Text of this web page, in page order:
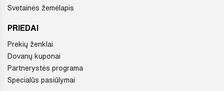
Svetainės žemėlapis
PRIEDAI
Prekių ženklai
Dovanų kuponai
Partnerystės programa
Specialūs pasiūlymai